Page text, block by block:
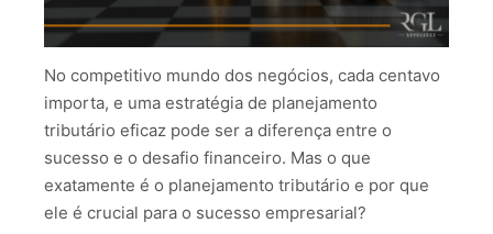
No competitivo mundo dos negócios, cada centavo
importa, e uma estratégia de planejamento
tributário eficaz pode ser a diferença entre o
sucesso e o desafio financeiro. Mas o que
exatamente é o planejamento tributário e por que
ele é crucial para o sucesso empresarial?